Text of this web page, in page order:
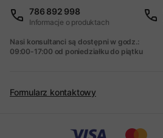
786 892 998
Informacje o produktach
Nasi konsultanci są dostępni w godz.:
09:00-17:00 od poniedziałku do piątku
Formularz kontaktowy